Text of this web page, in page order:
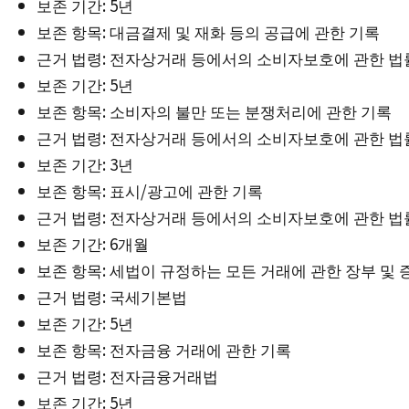
보존 기간: 5년
보존 항목: 대금결제 및 재화 등의 공급에 관한 기록
근거 법령: 전자상거래 등에서의 소비자보호에 관한 법
보존 기간: 5년
보존 항목: 소비자의 불만 또는 분쟁처리에 관한 기록
근거 법령: 전자상거래 등에서의 소비자보호에 관한 법
보존 기간: 3년
보존 항목: 표시/광고에 관한 기록
근거 법령: 전자상거래 등에서의 소비자보호에 관한 법
보존 기간: 6개월
보존 항목: 세법이 규정하는 모든 거래에 관한 장부 및
근거 법령: 국세기본법
보존 기간: 5년
보존 항목: 전자금융 거래에 관한 기록
근거 법령: 전자금융거래법
보존 기간: 5년